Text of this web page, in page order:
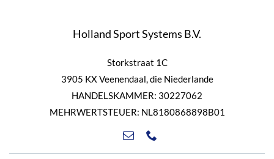
Holland Sport Systems B.V.
Storkstraat 1C
3905 KX Veenendaal, die Niederlande
HANDELSKAMMER: 30227062
MEHRWERTSTEUER: NL8180868898B01